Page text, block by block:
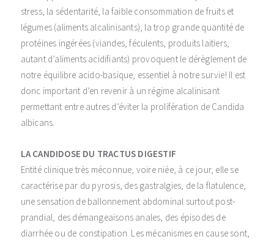
stress, la sédentarité, la faible consommation de fruits et
légumes (aliments alcalinisants), la trop grande quantité de
protéines ingérées (viandes, féculents, produits laitiers,
autant d’aliments acidifiants) provoquent le dérèglement de
notre équilibre acido-basique, essentiel à notre survie! Il est
donc important d’en revenir à un régime alcalinisant
permettant entre autres d’éviter la prolifération de Candida
albicans.
LA CANDIDOSE DU TRACTUS DIGESTIF
Entité clinique très méconnue, voire niée, à ce jour, elle se
caractérise par du pyrosis, des gastralgies, de la flatulence,
une sensation de ballonnement abdominal surtout post-
prandial, des démangeaisons anales, des épisodes de
diarrhée ou de constipation. Les mécanismes en cause sont,